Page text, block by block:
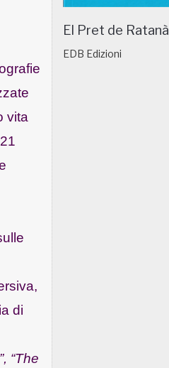
vita
di
“The
El Pret de Ratanà
EDB Edizioni